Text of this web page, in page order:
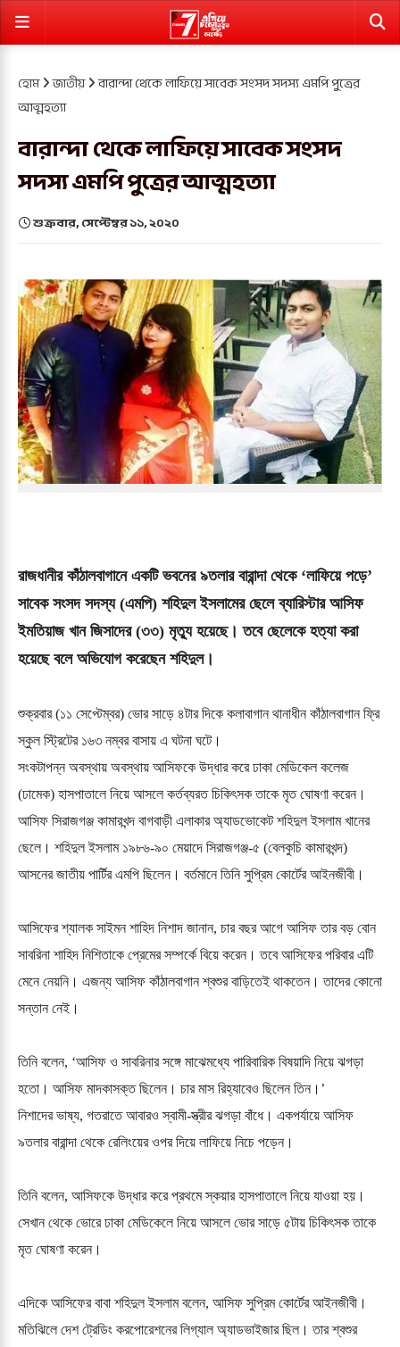
হোম জাতীয় বারান্দা থেকে লাফিয়ে সাবেক সংসদ সদস্য এমপি পুত্রের
আত্মহত্যা
বারান্দা থেকে লাফিয়ে সাবেক সংসদ
সদস্য এমপি পুত্রের আত্মহত্যা
শুক্রবার, সেপ্টেম্বর ১১, ২০২০
রাজধানীর কাঁঠালবাগানে একটি ভবনের ৯তলার বারান্দা থেকে ‘লাফিয়ে পড়ে’
সাবেক সংসদ সদস্য (এমপি) শহিদুল ইসলামের ছেলে ব্যারিস্টার আসিফ
ইমতিয়াজ খান জিসাদের (৩৩) মৃত্যু হয়েছে। তবে ছেলেকে হত্যা করা
হয়েছে বলে অভিযোগ করেছেন শহিদুল।
শুক্রবার (১১ সেপ্টেম্বর) ভোর সাড়ে ৪টার দিকে কলাবাগান থানাধীন কাঁঠালবাগান ফ্রি
স্কুল স্ট্রিটের ১৬৩ নম্বর বাসায় এ ঘটনা ঘটে।
সংকটাপন্ন অবস্থায় অবস্থায় আসিফকে উদ্ধার করে ঢাকা মেডিকেল কলেজ
(ঢামেক) হাসপাতালে নিয়ে আসলে কর্তব্যরত চিকিৎসক তাকে মৃত ঘোষণা করেন।
আসিফ সিরাজগঞ্জ কামারখন্দ বাগবাড়ী এলাকার অ্যাডভোকেট শহিদুল ইসলাম খানের
ছেলে। শহিদুল ইসলাম ১৯৮৬-৯০ মেয়াদে সিরাজগঞ্জ-৫ (বেলকুচি কামারখন্দ)
আসনের জাতীয় পার্টির এমপি ছিলেন। বর্তমানে তিনি সুপ্রিম কোর্টের আইনজীবী।
আসিফের শ্যালক সাইমন শাহিদ নিশাদ জানান, চার বছর আগে আসিফ তার বড় বোন
সাবরিনা শাহিদ নিশিতাকে প্রেমের সম্পর্কে বিয়ে করেন। তবে আসিফের পরিবার এটি
মেনে নেয়নি। এজন্য আসিফ কাঁঠালবাগান শ্বশুর বাড়িতেই থাকতেন। তাদের কোনো
সন্তান নেই।
তিনি বলেন, ‘আসিফ ও সাবরিনার সঙ্গে মাঝেমধ্যে পারিবারিক বিষয়াদি নিয়ে ঝগড়া
হতো। আসিফ মাদকাসক্ত ছিলেন। চার মাস রিহ্যাবেও ছিলেন তিন।’
নিশাদের ভাষ্য, গতরাতে আবারও স্বামী-স্ত্রীর ঝগড়া বাঁধে। একপর্যায়ে আসিফ
৯তলার বারান্দা থেকে রেলিংয়ের ওপর দিয়ে লাফিয়ে নিচে পড়েন।
তিনি বলেন, আসিফকে উদ্ধার করে প্রথমে স্কয়ার হাসপাতালে নিয়ে যাওয়া হয়।
সেখান থেকে ভোরে ঢাকা মেডিকেলে নিয়ে আসলে ভোর সাড়ে ৫টায় চিকিৎসক তাকে
মৃত ঘোষণা করেন।
এদিকে আসিফের বাবা শহিদুল ইসলাম বলেন, আসিফ সুপ্রিম কোর্টের আইনজীবী।
মতিঝিলে দেশ ট্রেডিং করপোরেশনের লিগ্যাল অ্যাডভাইজার ছিল। তার শ্বশুর